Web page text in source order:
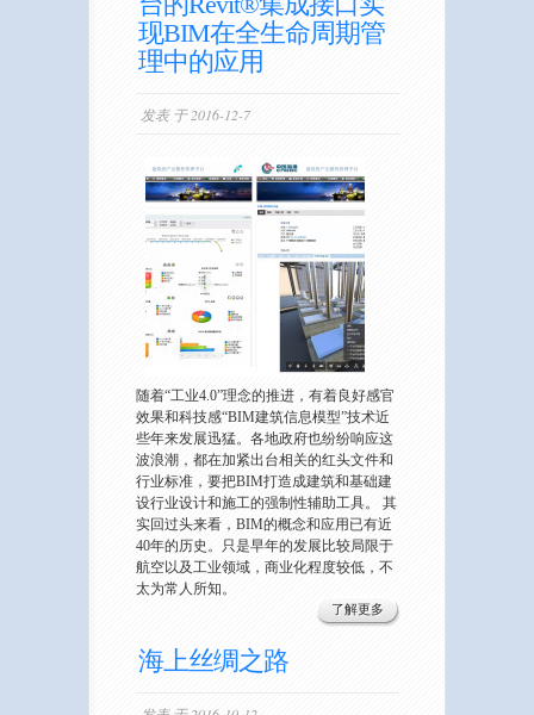
现BIM在全生命周期管
理中的应用
发表 于 2016-12-7
随着“工业4.0”理念的推进，有着良好感官
效果和科技感“BIM建筑信息模型”技术近
些年来发展迅猛。各地政府也纷纷响应这
波浪潮，都在加紧出台相关的红头文件和
行业标准，要把BIM打造成建筑和基础建
设行业设计和施工的强制性辅助工具。 其
实回过头来看，BIM的概念和应用已有近
40年的历史。只是早年的发展比较局限于
航空以及工业领域，商业化程度较低，不
太为常人所知。
了解更多
海上丝绸之路